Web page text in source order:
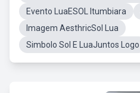
Evento LuaESOL Itumbiara
Imagem AesthricSol Lua
Simbolo Sol E LuaJuntos Logo